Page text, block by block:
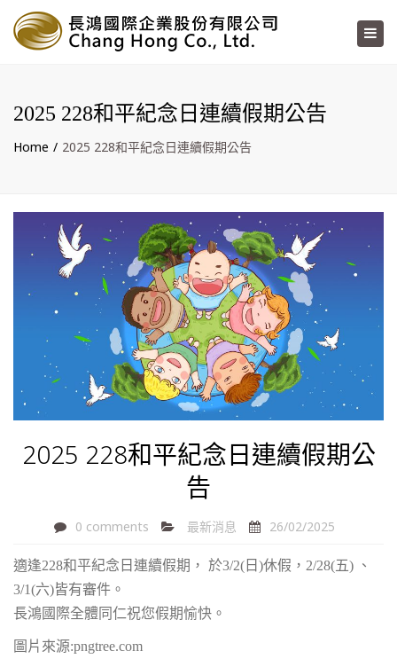
2025 228和平紀念日連續假期公告
Home 2025 228和平紀念日連續假期公告
2025 228和平紀念日連續假期公
告
0 comments 最新消息 26/02/2025
適逢228和平紀念日連續假期， 於3/2(日)休假，2/28(五) 、
3/1(六)皆有審件。
長鴻國際全體同仁祝您假期愉快。
圖片來源:pngtree.com